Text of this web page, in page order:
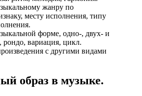
жанру по
месту исполнения, типу
форме, одно-, двух- и
рондо, вариация, цикл.
с другими видами
образ в музыке.